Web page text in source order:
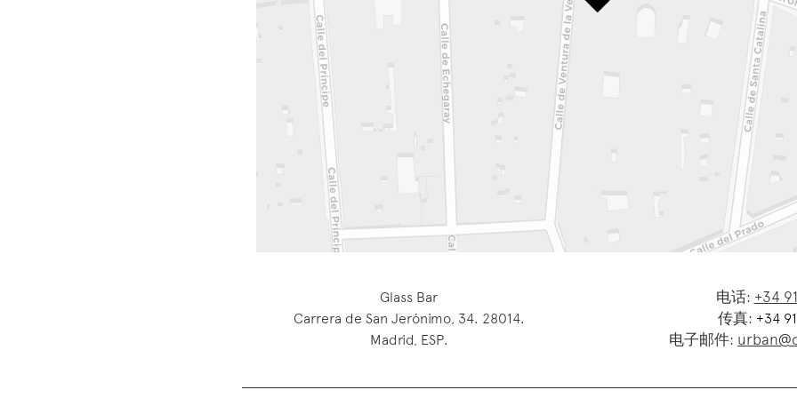
Glass Bar
Carrera de San Jerónimo, 34. 28014.
Madrid, ESP.
电话: +34
传真: +34
电子邮件: